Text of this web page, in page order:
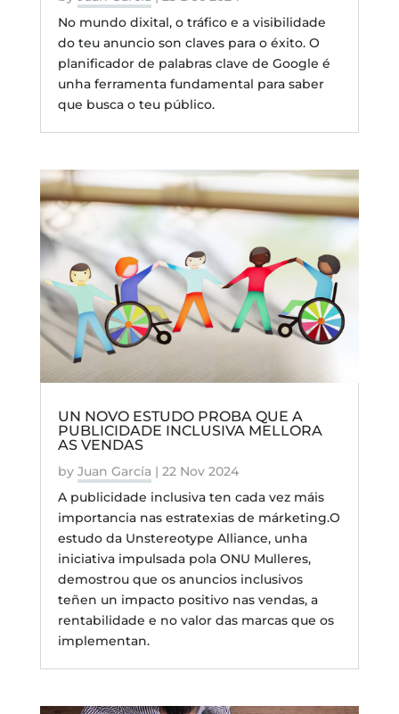
No mundo dixital, o tráfico e a visibilidade
do teu anuncio son claves para o éxito. O
planificador de palabras clave de Google é
unha ferramenta fundamental para saber
que busca o teu público.
UN NOVO ESTUDO PROBA QUE A
PUBLICIDADE INCLUSIVA MELLORA
AS VENDAS
by Juan García | 22 Nov 2024
A publicidade inclusiva ten cada vez máis
importancia nas estratexias de márketing.O
estudo da Unstereotype Alliance, unha
iniciativa impulsada pola ONU Mulleres,
demostrou que os anuncios inclusivos
teñen un impacto positivo nas vendas, a
rentabilidade e no valor das marcas que os
implementan.